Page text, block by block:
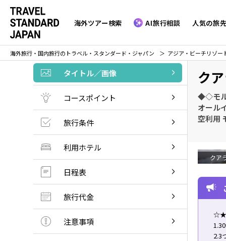
海外ツアー検索 AI旅行相談 人気の旅
海外旅行・国内旅行のトラベル・スタンダード・ジャパン アジア・ビーチリゾー
タイトル／画像
コースポイント
旅行条件
利用ホテル
日程表
旅行代金
注意事項
ク
◆◇モル
オール
空利用
クア
2.3